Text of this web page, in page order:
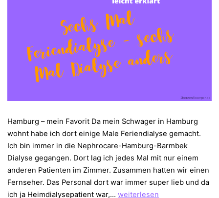
Hamburg – mein Favorit Da mein Schwager in Hamburg
wohnt habe ich dort einige Male Feriendialyse gemacht.
Ich bin immer in die Nephrocare-Hamburg-Barmbek
Dialyse gegangen. Dort lag ich jedes Mal mit nur einem
anderen Patienten im Zimmer. Zusammen hatten wir einen
Fernseher. Das Personal dort war immer super lieb und da
ich ja Heimdialysepatient war,… Sechs
weiterlesen